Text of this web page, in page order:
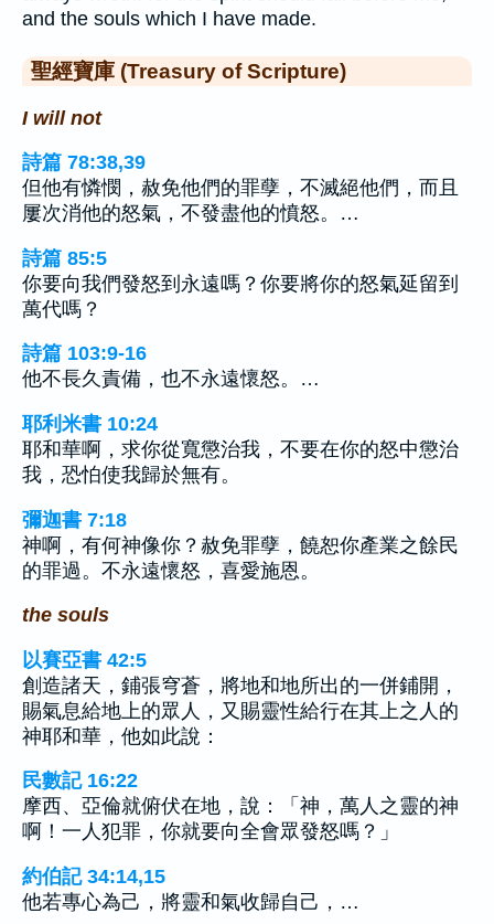
and the souls which I have made.
聖經寶庫 (Treasury of Scripture)
I will not
詩篇 78:38,39
但他有憐憫，赦免他們的罪孽，不滅絕他們，而且
屢次消他的怒氣，不發盡他的憤怒。…
詩篇 85:5
你要向我們發怒到永遠嗎？你要將你的怒氣延留到
萬代嗎？
詩篇 103:9-16
他不長久責備，也不永遠懷怒。…
耶利米書 10:24
耶和華啊，求你從寬懲治我，不要在你的怒中懲治
我，恐怕使我歸於無有。
彌迦書 7:18
神啊，有何神像你？赦免罪孽，饒恕你產業之餘民
的罪過。不永遠懷怒，喜愛施恩。
the souls
以賽亞書 42:5
創造諸天，鋪張穹蒼，將地和地所出的一併鋪開，
賜氣息給地上的眾人，又賜靈性給行在其上之人的
神耶和華，他如此說：
民數記 16:22
摩西、亞倫就俯伏在地，說：「神，萬人之靈的神
啊！一人犯罪，你就要向全會眾發怒嗎？」
約伯記 34:14,15
他若專心為己，將靈和氣收歸自己，…